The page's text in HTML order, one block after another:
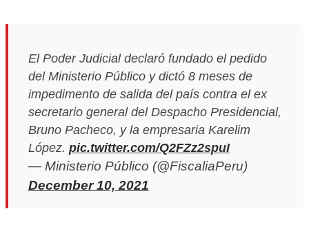
El Poder Judicial declaró fundado el pedido
del Ministerio Público y dictó 8 meses de
impedimento de salida del país contra el ex
secretario general del Despacho Presidencial,
Bruno Pacheco, y la empresaria Karelim
López. pic.twitter.com/Q2FZz2spuI
— Ministerio Público (@FiscaliaPeru)
December 10, 2021